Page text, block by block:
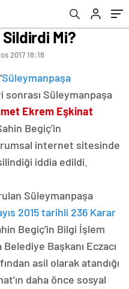
Mi?
2017 18:18
Süleymanpaşa
sonrası Süleymanpaşa
Ekrem Eşkinat
Begiç’in
internet sitesinde
iddia edildi.
Süleymanpaşa
2015 tarihli 236 Karar
Begiç’in Bilgi İşlem
Başkanı Eczacı
asil olarak atandığı
daha önce sosyal